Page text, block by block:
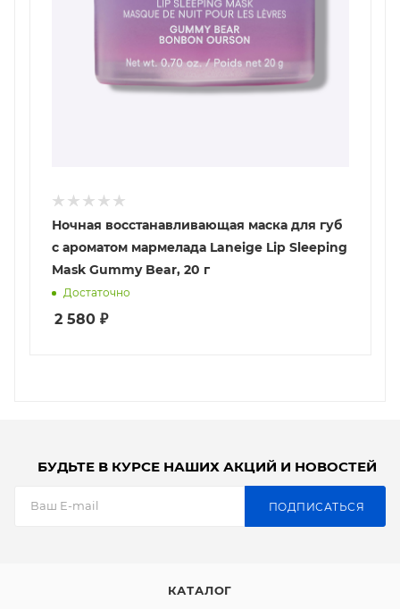
Ночная восстанавливающая маска для губ
с ароматом мармелада Laneige Lip Sleeping
Mask Gummy Bear, 20 г
Достаточно
2 580 ₽
БУДЬТЕ В КУРСЕ НАШИХ АКЦИЙ И НОВОСТЕЙ
ПОДПИСАТЬСЯ
КАТАЛОГ